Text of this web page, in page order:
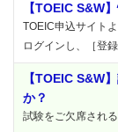
【TOEIC S&W
TOEIC申込サイト
ログインし、［登
【TOEIC S&W
か？
試験をご欠席され